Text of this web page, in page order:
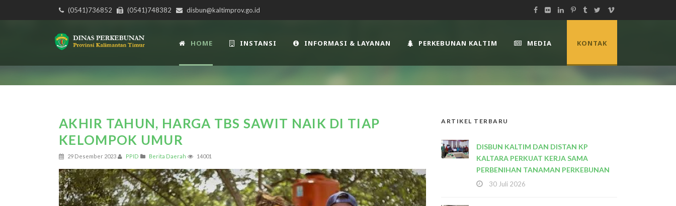
(0541)736852 (0541)748382 disbun@kaltimprov.go.id
HOME INSTANSI INFORMASI & LAYANAN PERKEBUNAN KALTIM MEDIA KONTAK
AKHIR TAHUN, HARGA TBS SAWIT NAIK DI TIAP
KELOMPOK UMUR
29 Desember 2023 PPID Berita Daerah 14001
ARTIKEL TERBARU
DISBUN KALTIM DAN DISTAN KP
KALTARA PERKUAT KERJA SAMA
PERBENIHAN TANAMAN PERKEBUNAN
30 Juli 2026